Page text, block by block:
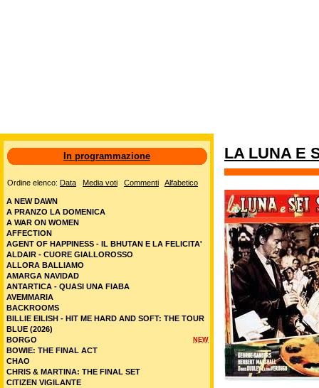
LA LUNA E
In programmazione
Ordine elenco: Data Media voti Commenti Alfabetico
A NEW DAWN
A PRANZO LA DOMENICA
A WAR ON WOMEN
AFFECTION
AGENT OF HAPPINESS - IL BHUTAN E LA FELICITA'
ALDAIR - CUORE GIALLOROSSO
ALLORA BALLIAMO
AMARGA NAVIDAD
ANTARTICA - QUASI UNA FIABA
AVEMMARIA
BACKROOMS
BILLIE EILISH - HIT ME HARD AND SOFT: THE TOUR
BLUE (2026)
NEW
BORGO
BOWIE: THE FINAL ACT
CHAO
CHRIS & MARTINA: THE FINAL SET
CITIZEN VIGILANTE